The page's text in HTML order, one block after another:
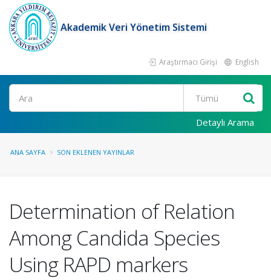
Akademik Veri Yönetim Sistemi
Araştırmacı Girişi English
Ara
Detaylı Arama
ANA SAYFA SON EKLENEN YAYINLAR
Determination of Relation
Among Candida Species
Using RAPD markers